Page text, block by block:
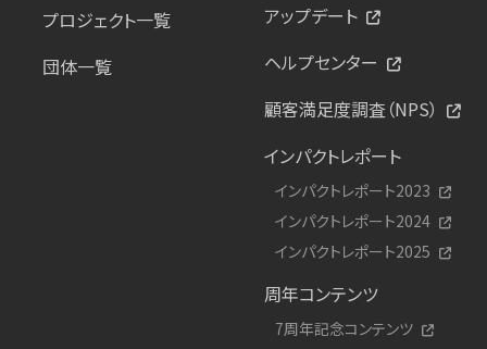
プロジェクト一覧
団体一覧
アップデート
ヘルプセンター
顧客満足度調査（NPS）
インパクトレポート
インパクトレポート2023
インパクトレポート2024
インパクトレポート2025
周年コンテンツ
7周年記念コンテンツ